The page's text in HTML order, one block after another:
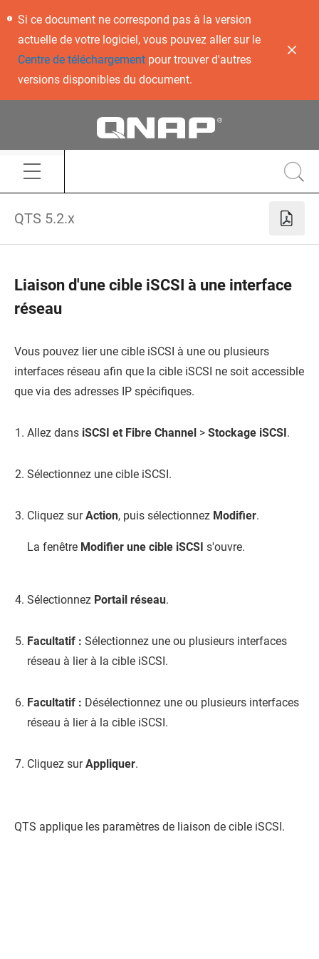
Si ce document ne correspond pas à la version
actuelle de votre logiciel, vous pouvez aller sur le
Centre de téléchargementpour trouver d'autres
versions disponibles du document.
QTS 5.2.x
Liaison d'une cible iSCSI à une interface
réseau
Vous pouvez lier une cible iSCSI à une ou plusieurs
interfaces réseau afin que la cible iSCSI ne soit accessible
que via des adresses IP spécifiques.
Allez dans iSCSI et Fibre Channel > Stockage iSCSI.
Sélectionnez une cible iSCSI.
Cliquez surAction, puis sélectionnez Modifier.
La fenêtre Modifier une cible iSCSI s'ouvre.
Sélectionnez Portail réseau.
Facultatif : Sélectionnez une ou plusieurs interfaces
réseau à lier à la cible iSCSI.
Facultatif : Désélectionnez une ou plusieurs interfaces
réseau à lier à la cible iSCSI.
Cliquez surAppliquer.
QTS applique les paramètres de liaison de cible iSCSI.